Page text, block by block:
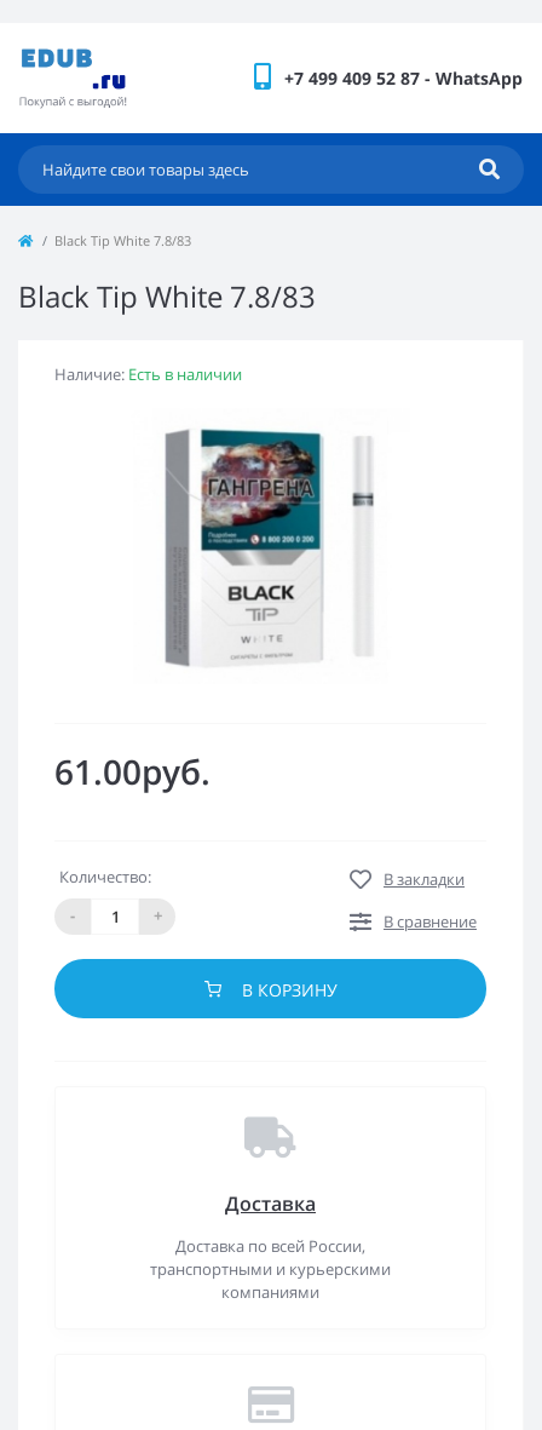
+7 499 409 52 87 - WhatsApp
Black Tip White 7.8/83
Black Tip White 7.8/83
Наличие: Есть в наличии
61.00руб.
Количество:
-
+
В закладки
В сравнение
В КОРЗИНУ
Доставка
Доставка по всей России,
транспортными и курьерскими
компаниями